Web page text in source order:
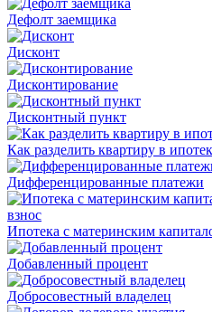
Дефолт заемщика
Дисконт
Дисконтирование
Дисконтный пункт
Как разделить квартиру в
Дифференцированные платежи
Ипотека с материнским
Добавленный процент
Добросовестный владелец